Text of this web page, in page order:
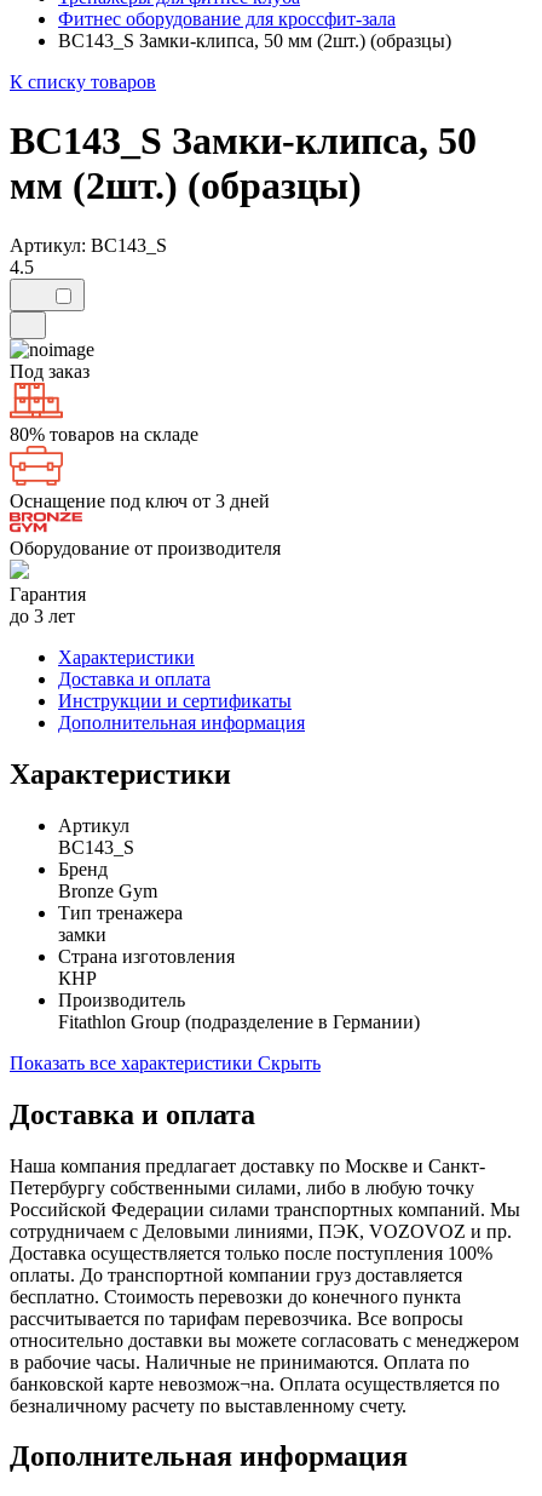
Фитнес оборудование для кроссфит-зала
BC143_S Замки-клипса, 50 мм (2шт.) (образцы)
К списку товаров
BC143_S Замки-клипса, 50
мм (2шт.) (образцы)
Артикул: BC143_S
4.5
Под заказ
80% товаров на складе
Оснащение под ключ от 3 дней
Оборудование от производителя
Гарантия
до 3 лет
Характеристики
Доставка и оплата
Инструкции и сертификаты
Дополнительная информация
Характеристики
Артикул
BC143_S
Бренд
Bronze Gym
Тип тренажера
замки
Страна изготовления
КНР
Производитель
Fitathlon Group (подразделение в Германии)
Показать все характеристики Скрыть
Доставка и оплата
Наша компания предлагает доставку по Москве и Санкт-
Петербургу собственными силами, либо в любую точку
Российской Федерации силами транспортных компаний. Мы
сотрудничаем с Деловыми линиями, ПЭК, VOZOVOZ и пр.
Доставка осуществляется только после поступления 100%
оплаты. До транспортной компании груз доставляется
бесплатно. Стоимость перевозки до конечного пункта
рассчитывается по тарифам перевозчика. Все вопросы
относительно доставки вы можете согласовать с менеджером
в рабочие часы. Наличные не принимаются. Оплата по
банковской карте невозмож¬на. Оплата осуществляется по
безналичному расчету по выставленному счету.
Дополнительная информация